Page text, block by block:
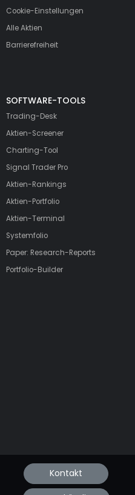
Cookie-Einstellungen
Alle Aktien
Barrierefreiheit
SOFTWARE-TOOLS
Trading-Desk
Aktien-Screener
Charting-Tool
Signal Trader Pro
Aktien-Rankings
Aktien-Portfolio
Aktien-Terminal
Systemfolio
Paper: Research-Reports
Portfolio-Builder
Kontakt